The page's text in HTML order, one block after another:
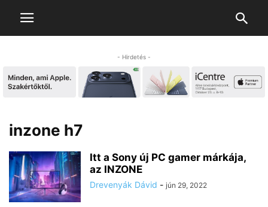
- Hirdetés -
inzone h7
Itt a Sony új PC gamer márkája,
az INZONE
Drevenyák Dávid - jún 29, 2022